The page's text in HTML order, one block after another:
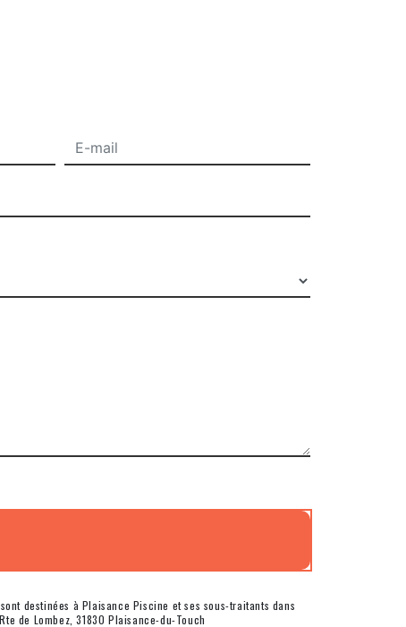
destinées à Plaisance Piscine et ses sous-traitants dans
de Lombez, 31830 Plaisance-du-Touch